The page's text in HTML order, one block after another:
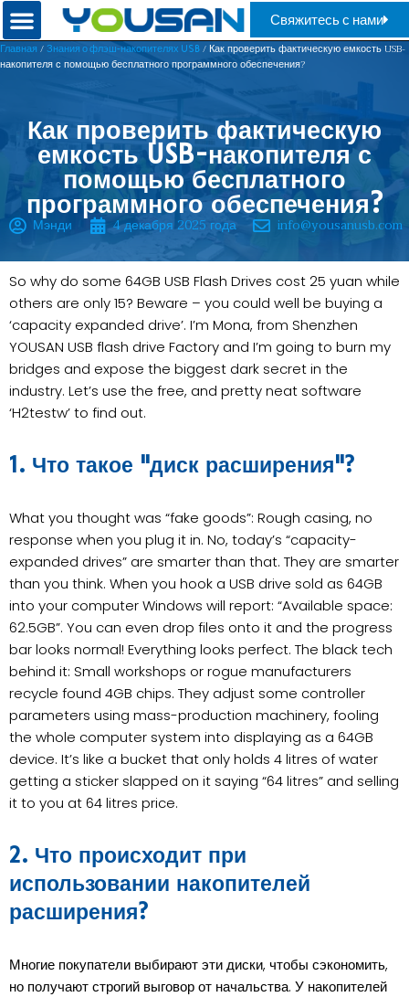
Свяжитесь с нами
Главная / Знания о флэш-накопителях USB / Как проверить фактическую емкость USB-
накопителя с помощью бесплатного программного обеспечения?
Как проверить фактическую
емкость USB-накопителя с
помощью бесплатного
программного обеспечения?
Мэнди 4 декабря 2025 года info@yousanusb.com
So why do some 64GB USB Flash Drives cost 25 yuan while
others are only 15? Beware – you could well be buying a
‘capacity expanded drive’. I’m Mona, from Shenzhen
YOUSAN USB flash drive Factory and I’m going to burn my
bridges and expose the biggest dark secret in the
industry. Let’s use the free, and pretty neat software
‘H2testw’ to find out.
1. Что такое "диск расширения"?
What you thought was “fake goods”: Rough casing, no
response when you plug it in. No, today’s “capacity-
expanded drives” are smarter than that. They are smarter
than you think. When you hook a USB drive sold as 64GB
into your computer Windows will report: “Available space:
62.5GB”. You can even drop files onto it and the progress
bar looks normal! Everything looks perfect. The black tech
behind it: Small workshops or rogue manufacturers
recycle found 4GB chips. They adjust some controller
parameters using mass-production machinery, fooling
the whole computer system into displaying as a 64GB
device. It’s like a bucket that only holds 4 litres of water
getting a sticker slapped on it saying “64 litres” and selling
it to you at 64 litres price.
2. Что происходит при
использовании накопителей
расширения?
Многие покупатели выбирают эти диски, чтобы сэкономить,
но получают строгий выговор от начальства. У накопителей